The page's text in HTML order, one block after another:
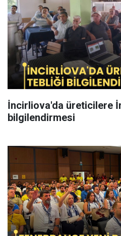
İncirliova'da üreticilere
bilgilendirmesi